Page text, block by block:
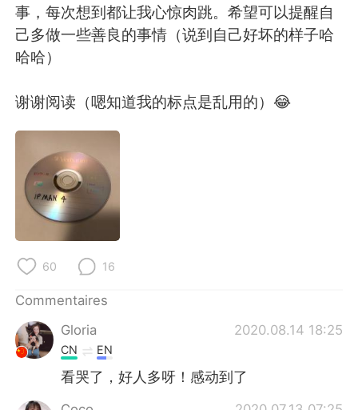
事，每次想到都让我心惊肉跳。希望可以提醒自
己多做一些善良的事情（说到自己好坏的样子哈
哈哈）
谢谢阅读（嗯知道我的标点是乱用的）😂
60 16
Commentaires
Gloria
2020.08.14 18:25
CN EN
看哭了，好人多呀！感动到了